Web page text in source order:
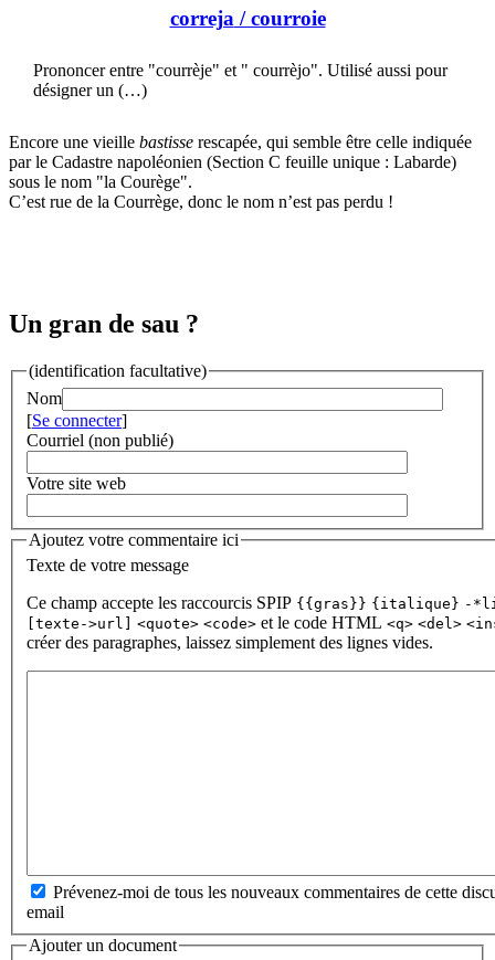
correja / courroie
Prononcer entre "courrèje" et " courrèjo". Utilisé aussi pour
désigner un (…)
Encore une vieille bastisse rescapée, qui semble être celle indiquée
par le Cadastre napoléonien (Section C feuille unique : Labarde)
sous le nom "la Courège".
C’est rue de la Courrège, donc le nom n’est pas perdu !
Un gran de sau ?
(identification facultative)
Nom
[Se connecter]
Courriel (non publié)
Votre site web
Ajoutez votre commentaire ici
Texte de votre message
Ce champ accepte les raccourcis SPIP {{gras}} {italique} -
[texte->url]
<quote> <code> et le code HTML <q> <del>
créer des paragraphes, laissez simplement des lignes vides.
Prévenez-moi de tous les nouveaux commentaires de cette
email
Ajouter un document